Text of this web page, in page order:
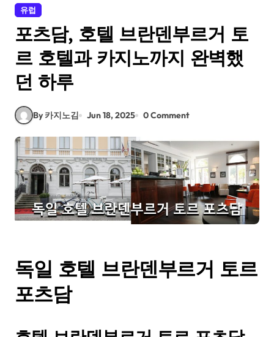
유럽
포츠담, 호텔 브란덴부르거 토
르 호텔과 카지노까지 완벽했
던 하루
By 카지노김 Jun 18, 2025 0 Comment
독일 호텔 브란덴부르거 토르
포츠담